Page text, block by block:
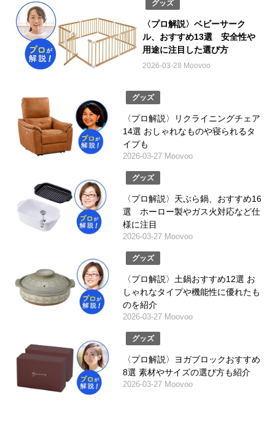
グッズ
〈プロ解説〉ベビーサーク
ル、おすすめ13選 安全性や
用途に注目した選び方
2026-03-28 Moovoo
グッズ
〈プロ解説〉リクライニングチェア
14選 おしゃれなものや寝られるタ
イプも
2026-03-27 Moovoo
グッズ
〈プロ解説〉天ぷら鍋、おすすめ16
選 ホーロー製やガス火対応など仕
様に注目
2026-03-27 Moovoo
グッズ
〈プロ解説〉土鍋おすすめ12選 お
しゃれなタイプや機能性に優れたも
のを紹介
2026-03-27 Moovoo
グッズ
〈プロ解説〉ヨガブロックおすすめ
8選 素材やサイズの選び方も紹介
2026-03-27 Moovoo